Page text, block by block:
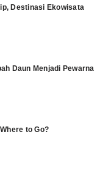
Destinasi Ekowisata
Daun Menjadi Pewarna
to Go?